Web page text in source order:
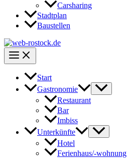
Carsharing
Stadtplan
Baustellen
Start
Gastronomie
Restaurant
Bar
Imbiss
Unterkünfte
Hotel
Ferienhaus/-wohnung